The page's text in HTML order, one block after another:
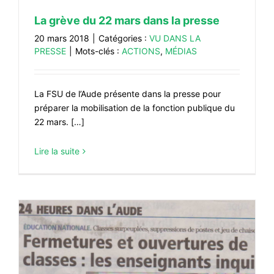
La grève du 22 mars dans la presse
20 mars 2018 Catégories : VU DANS LA
PRESSE
Mots-clés : ACTIONS, MÉDIAS
La FSU de l’Aude présente dans la presse pour
préparer la mobilisation de la fonction publique du
22 mars. […]
Lire la suite